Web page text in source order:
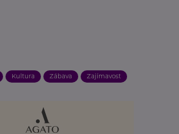
Kultura Zábava Zajímavost